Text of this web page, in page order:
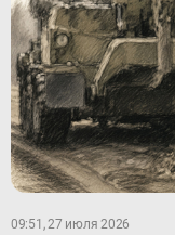
09:51, 27 июля 2026